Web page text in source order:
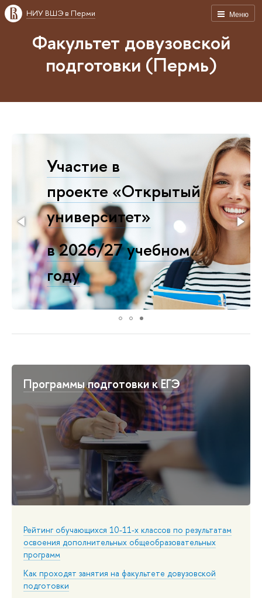
Меню
НИУ ВШЭ в Перми
Факультет довузовской
подготовки (Пермь)
Участие в
проекте «Открытый
университет»
в 2026/27 учебном
году
Программы подготовки к ЕГЭ
Рейтинг обучающихся 10-11-х классов по результатам
освоения дополнительных общеобразовательных
программ
Как проходят занятия на факультете довузовской
подготовки